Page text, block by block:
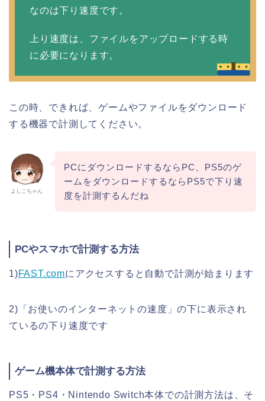
なのは下り速度です。
上り速度は、ファイルをアップロードする時
に必要になります。
この時、できれば、ゲームやファイルをダウンロード
する機器で計測してください。
よしこちゃん
PCにダウンロードするならPC、PS5のゲ
ームをダウンロードするならPS5で下り速
度を計測するんだね
PCやスマホで計測する方法
1)FAST.comにアクセスすると自動で計測が始まります
2)「お使いのインターネットの速度」の下に表示され
ているの下り速度です
ゲーム機本体で計測する方法
PS5・PS4・Nintendo Switch本体での計測方法は、そ